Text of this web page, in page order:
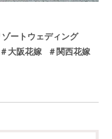
ゾートウェディング
＃大阪花嫁
＃関西花嫁